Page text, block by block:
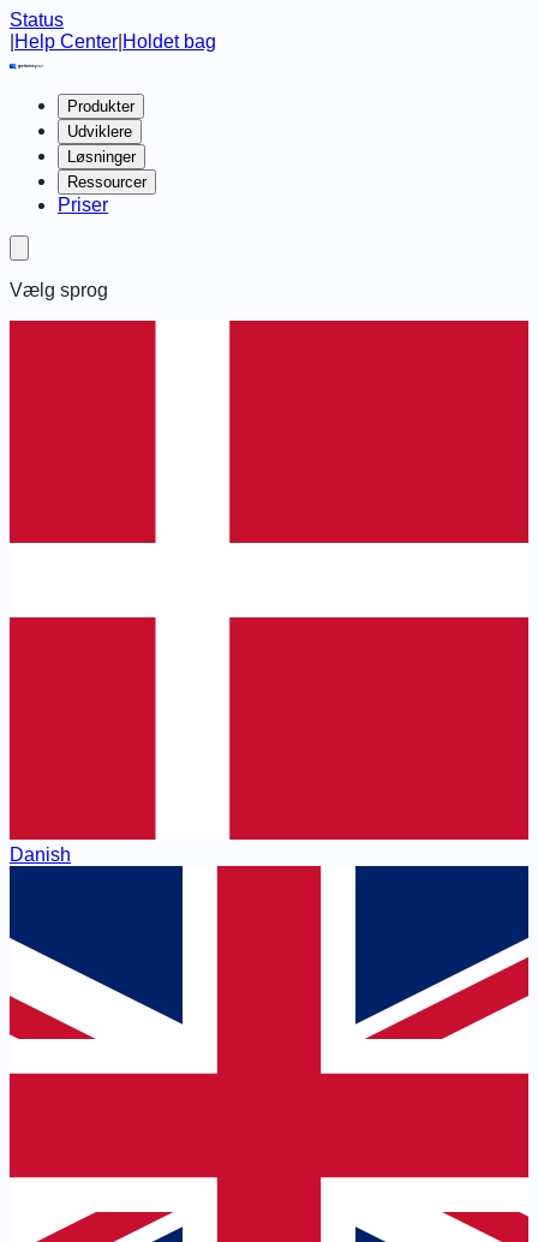
Status
Help Center Holdet bag
Produkter
Udviklere
Løsninger
Ressourcer
Priser
Vælg sprog
Danish